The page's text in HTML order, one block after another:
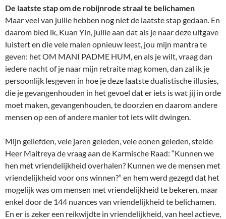
De laatste stap om de robijnrode straal te belichamen
Maar veel van jullie hebben nog niet de laatste stap gedaan. En
daarom bied ik, Kuan Yin, jullie aan dat als je naar deze uitgave
luistert en die vele malen opnieuw leest, jou mijn mantra te
geven: het OM MANI PADME HUM, en als je wilt, vraag dan
iedere nacht of je naar mijn retraite mag komen, dan zal ik je
persoonlijk lesgeven in hoe je deze laatste dualistische illusies,
die je gevangenhouden in het gevoel dat er iets is wat jij in orde
moet maken, gevangenhouden, te doorzien en daarom andere
mensen op een of andere manier tot iets wilt dwingen.
Mijn geliefden, vele jaren geleden, vele eonen geleden, stelde
Heer Maitreya de vraag aan de Karmische Raad: “Kunnen we
hen met vriendelijkheid overhalen? Kunnen we de mensen met
vriendelijkheid voor ons winnen?” en hem werd gezegd dat het
mogelijk was om mensen met vriendelijkheid te bekeren, maar
enkel door de 144 nuances van vriendelijkheid te belichamen.
En er is zeker een reikwijdte in vriendelijkheid, van heel actieve,